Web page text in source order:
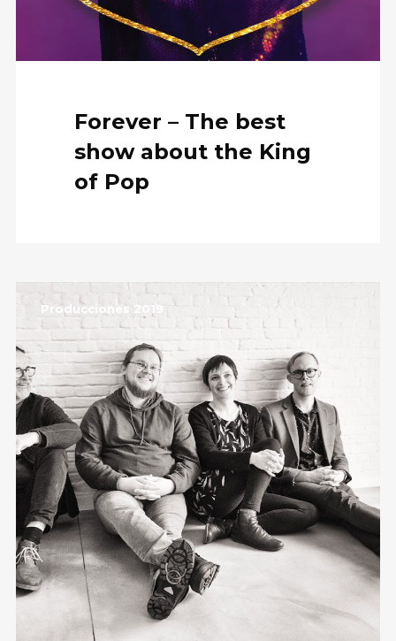
Forever – The best
show about the King
of Pop
Producciones 2019